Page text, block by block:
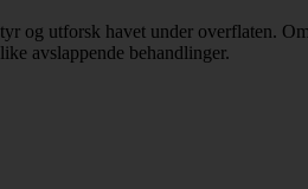
og utforsk havet under overflaten.
avslappende behandlinger.